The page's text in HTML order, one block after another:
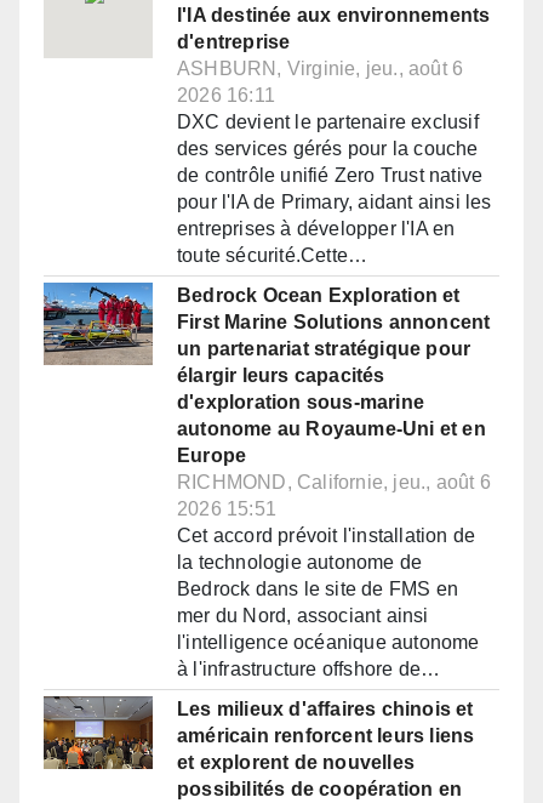
l'IA destinée aux environnements
d'entreprise
ASHBURN, Virginie, jeu., août 6
2026 16:11
DXC devient le partenaire exclusif
des services gérés pour la couche
de contrôle unifié Zero Trust native
pour l'IA de Primary, aidant ainsi les
entreprises à développer l'IA en
toute sécurité.Cette…
Bedrock Ocean Exploration et
First Marine Solutions annoncent
un partenariat stratégique pour
élargir leurs capacités
d'exploration sous-marine
autonome au Royaume-Uni et en
Europe
RICHMOND, Californie, jeu., août 6
2026 15:51
Cet accord prévoit l'installation de
la technologie autonome de
Bedrock dans le site de FMS en
mer du Nord, associant ainsi
l'intelligence océanique autonome
à l'infrastructure offshore de…
Les milieux d'affaires chinois et
américain renforcent leurs liens
et explorent de nouvelles
possibilités de coopération en